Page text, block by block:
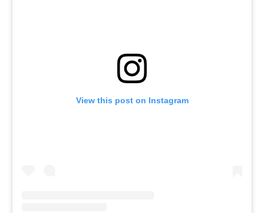
View this post on Instagram